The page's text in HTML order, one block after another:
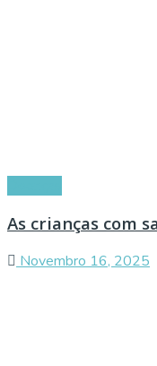
As crianças com
Novembro 16, 2025